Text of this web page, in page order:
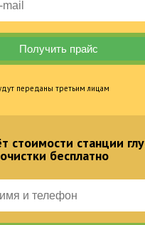
переданы третьим лицам
стоимости станции
бесплатно